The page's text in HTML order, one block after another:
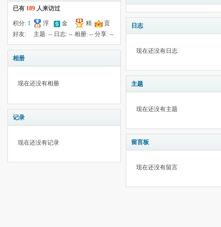
已有 189 人来访过
积分: 1
浮
云:--
金
钱:--
精
华:--
贡
献:--
好友:
198
主题: -- 日志:-- 相册: -- 分享:--
相册
现在还没有相册
记录
现在还没有记录
日志
现在还没有日志
主题
现在还没有主题
留言板
现在还没有留言